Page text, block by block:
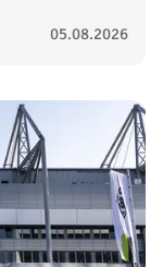
05.08.2026